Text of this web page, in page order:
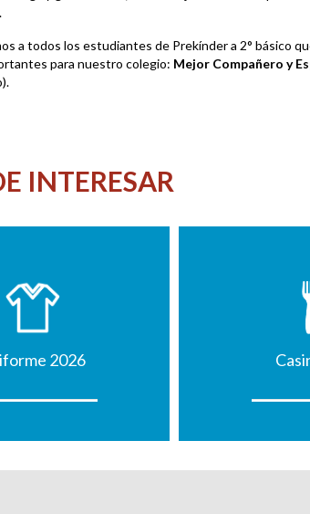
a todos los estudiantes de Prekínder a 2° básico
para nuestro colegio: Mejor Compañero y
INTERESAR
2026